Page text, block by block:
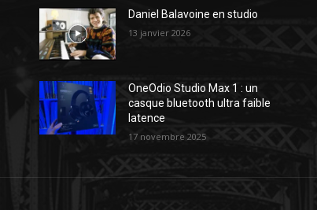
Daniel Balavoine en studio
13 janvier 2026
OneOdio Studio Max 1 : un
casque bluetooth ultra faible
latence
17 novembre 2025